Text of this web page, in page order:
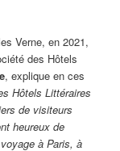
Verne, en 2021,
des Hôtels
, explique en ces
Hôtels Littéraires
de visiteurs
heureux de
à Paris, à